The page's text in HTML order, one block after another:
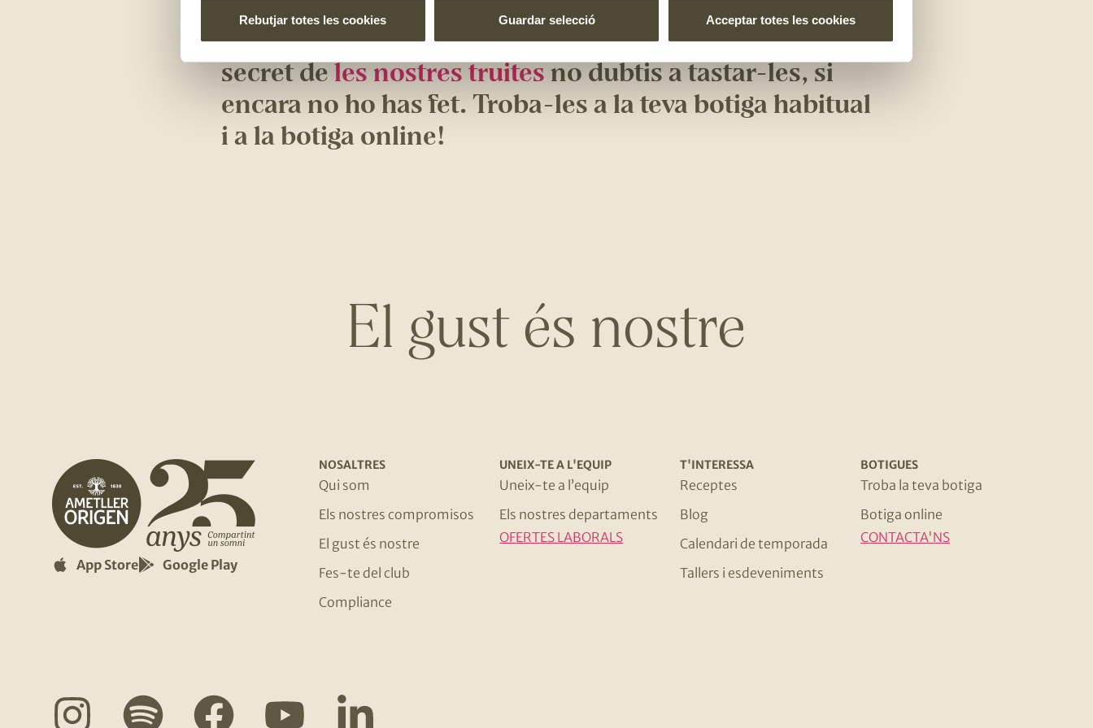
Rebutjar totes les cookies Guardar selecció Acceptar totes les cookies
Ara que ja coneixes quina és la nostra manera de fer i el
secret deles nostres truitesno dubtis a tastar-les, si
encara no ho has fet. Troba-les a la teva botiga habitual
i a la botiga online!
El gust és nostre
App Store Google Play
NOSALTRES
Qui som
Els nostres compromisos
El gust és nostre
Fes-te del club
Compliance
UNEIX-TE A L'EQUIP
Uneix-te a l’equip
Els nostres departaments
OFERTES LABORALS
T'INTERESSA
Receptes
Blog
Calendari de temporada
Tallers i esdeveniments
BOTIGUES
Troba la teva botiga
Botiga online
CONTACTA'NS